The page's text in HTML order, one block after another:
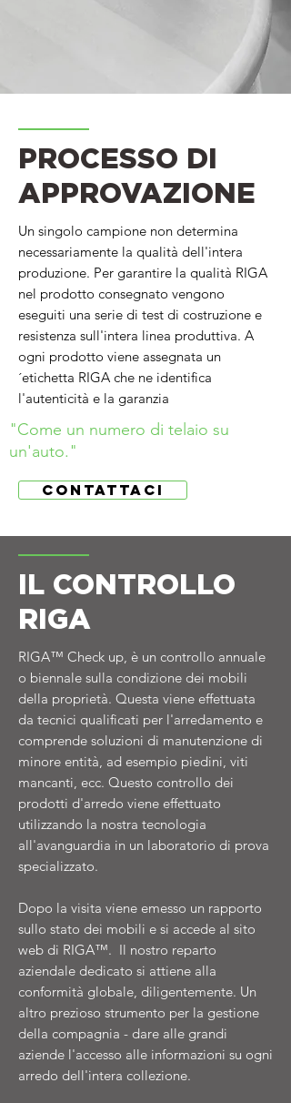
PROCESSO DI
APPROVAZIONE
Un singolo campione non determina
necessariamente la qualità dell'intera
produzione. Per garantire la qualità RIGA
nel prodotto consegnato vengono
eseguiti una serie di test di costruzione e
resistenza sull'intera linea produttiva. A
ogni prodotto viene assegnata un
´etichetta RIGA che ne identifica
l'autenticità e la garanzia
"Come un numero di telaio su
un'auto."
CONTATTACI
IL CONTROLLO
RIGA
RIGA™ Check up, è un controllo annuale
o biennale sulla condizione dei mobili
della proprietà. Questa viene effettuata
da tecnici qualificati per l'arredamento e
comprende soluzioni di manutenzione di
minore entità, ad esempio piedini, viti
mancanti, ecc. Questo controllo dei
prodotti d'arredo viene effettuato
utilizzando la nostra tecnologia
all'avanguardia in un laboratorio di prova
specializzato.
Dopo la visita viene emesso un rapporto
sullo stato dei mobili e si accede al sito
web di RIGA™. Il nostro reparto
aziendale dedicato si attiene alla
conformità globale, diligentemente. Un
altro prezioso strumento per la gestione
della compagnia - dare alle grandi
aziende l'accesso alle informazioni su ogni
arredo dell'intera collezione.